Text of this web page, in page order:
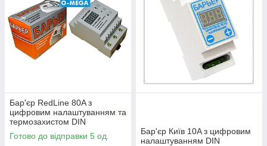
Бар'єр RedLine 80A з
цифровим налаштуванням та
термозахистом DIN
Готово до відправки 5 од.
Бар'єр Київ 10A з цифровим
налаштуванням DIN